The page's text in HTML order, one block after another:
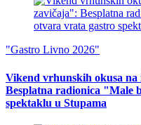
"Gastro Livno 2026"
Vikend vrhunskih okusa
Besplatna radionica "Male
spektaklu u Stupama